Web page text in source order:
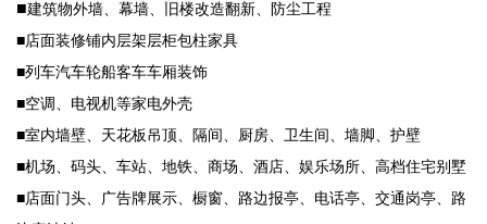
■建筑物外墙、幕墙、旧楼改造翻新、防尘工程
■店面装修铺内层架层柜包柱家具
■列车汽车轮船客车车厢装饰
■空调、电视机等家电外壳
■室内墙壁、天花板吊顶、隔间、厨房、卫生间、墙脚、护壁
■机场、码头、车站、地铁、商场、酒店、娱乐场所、高档住宅别墅
■店面门头、广告牌展示、橱窗、路边报亭、电话亭、交通岗亭、路